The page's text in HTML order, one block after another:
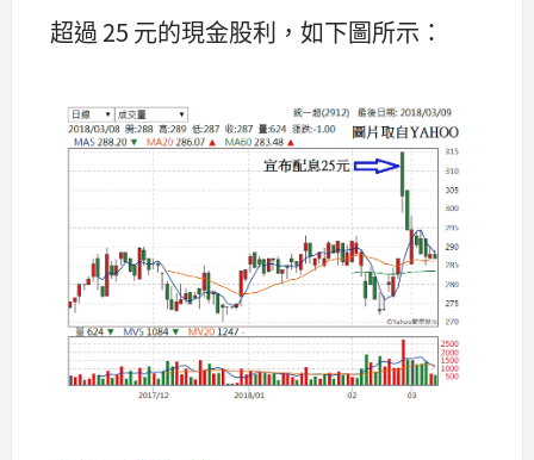
超過 25 元的現金股利，如下圖所示：